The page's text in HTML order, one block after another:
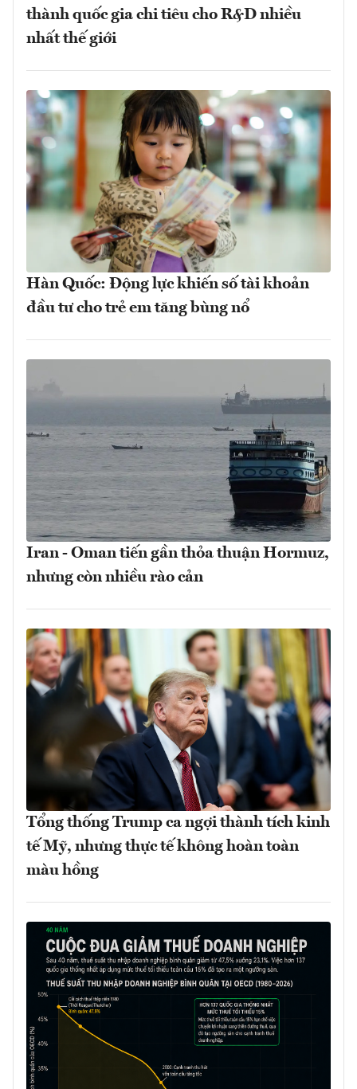
thành quốc gia chi tiêu cho R&D nhiều
nhất thế giới
Hàn Quốc: Động lực khiến số tài khoản
đầu tư cho trẻ em tăng bùng nổ
Iran - Oman tiến gần thỏa thuận Hormuz,
nhưng còn nhiều rào cản
Tổng thống Trump ca ngợi thành tích kinh
tế Mỹ, nhưng thực tế không hoàn toàn
màu hồng